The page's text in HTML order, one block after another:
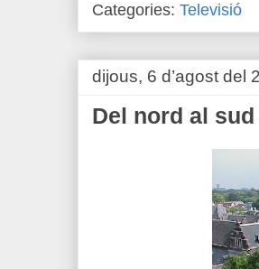
Categories: Televisió
dijous, 6 d’agost del
Del nord al